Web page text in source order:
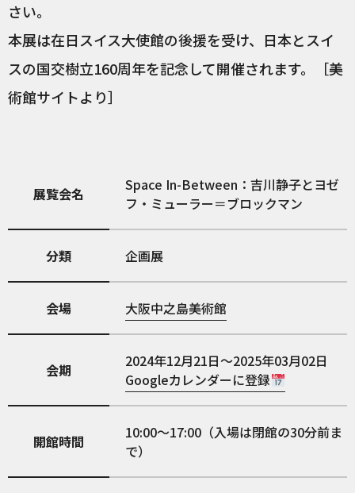
さい。
本展は在日スイス大使館の後援を受け、日本とスイ
スの国交樹立160周年を記念して開催されます。［美
術館サイトより］
展覧会名
Space In-Between：吉川静子とヨゼ
フ・ミューラー＝ブロックマン
分類 企画展
会場 大阪中之島美術館
会期
2024年12月21日～2025年03月02日
Googleカレンダーに登録
開館時間
10:00～17:00（入場は閉館の30分前ま
で）